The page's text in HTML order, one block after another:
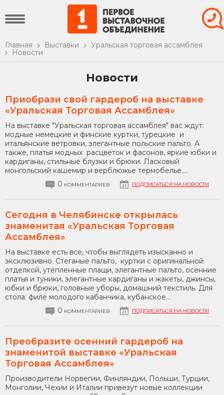
Главная Выставки
Уральская торговая ассамблея
Новости
Новости
Приобрази свой гардероб на выставке
«Уральская Торговая Ассамблея»
На выставке "Уральская торговая ассамблея" вас ждут:
модные немецкие и финские куртки, турецкие и
итальянские ветровки, элегантные польские пальто. А
также, платья модных расцветок и фасонов, яркие юбки и
кардиганы, стильные блузки и брюки. Ласковый
монгольский кашемир и верблюжье термобелье....
0 КОММЕНТАРИЕВ ПОДПИСАТЬСЯ НА НОВОСТИ
Сегодня в Челябинске открылась
знаменитая «Уральская Торговая
Ассамблея»
На выставке есть все, чтобы выглядеть изысканно и
эксклюзивно. Стеганые пальто, куртки с оригинальной
отделкой, утепленные плащи, элегантные пальто, осенние
платья и туники, элегантные кардиганы и жакеты, джинсы,
юбки и брюки, головные уборы, домашний текстиль. Для
стола: филе молодого кабанчика, кубанское...
0 КОММЕНТАРИЕВ ПОДПИСАТЬСЯ НА НОВОСТИ
Преобразите осенний гардероб на
знаменитой выставке «Уральская
Торговая Ассамблея»
Производители Норвегии, Финляндии, Польши, Турции,
Монголии, Чехии и Италии привезут новые коллекции